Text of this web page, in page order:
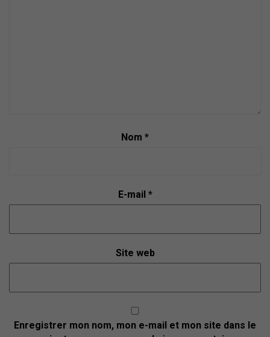
Nom *
E-mail *
Site web
Enregistrer mon nom, mon e-mail et mon site dans le